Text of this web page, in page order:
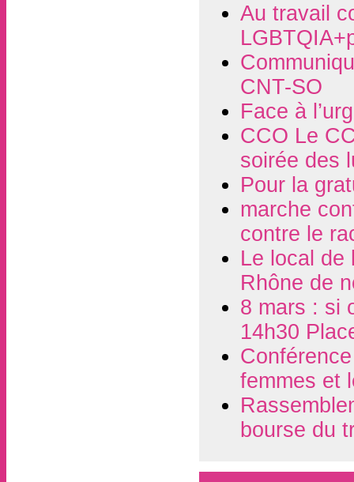
Au travail
CNT-SO
Face à
CCO Le
soirée des
Pour la
marche
contre le
Le local de
Rhône de
8 mars : si
14h30
femmes et
bourse du